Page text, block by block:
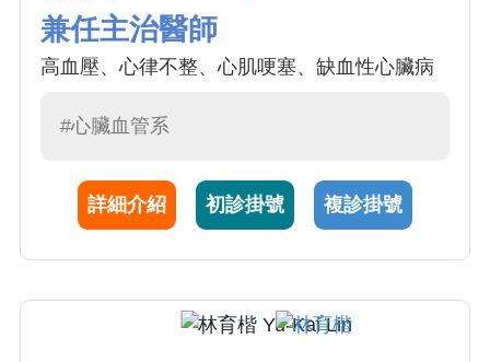
兼任主治醫師
高血壓、心律不整、心肌哽塞、缺血性心臟病
#心臟血管系
詳細介紹 初診掛號 複診掛號